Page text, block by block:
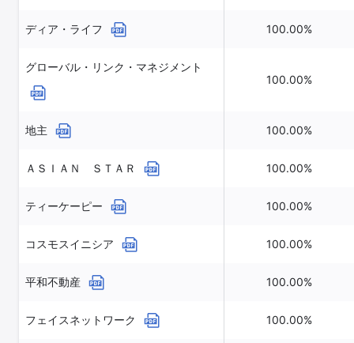
ディア・ライフ 100.00%
グローバル・リンク・マネジメント
100.00%
地主 100.00%
ＡＳＩＡＮ ＳＴＡＲ 100.00%
ティーケーピー 100.00%
コスモスイニシア 100.00%
平和不動産 100.00%
フェイスネットワーク 100.00%